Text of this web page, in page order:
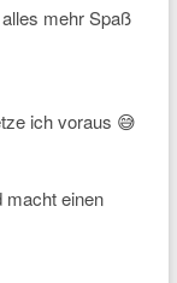
mehr Spaß
ich voraus 😅
macht einen